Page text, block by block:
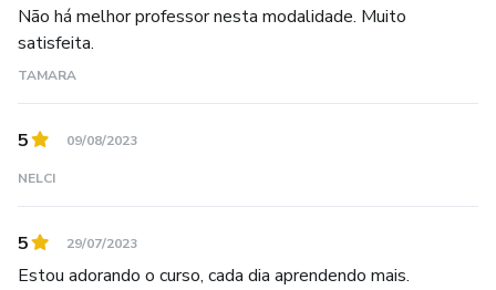
eu, pois sou apenas um canal da Criação.
Gratidão!
Não há melhor professor nesta modalidade. Muito
satisfeita.
TAMARA
5 09/08/2023
NELCI
5 29/07/2023
Estou adorando o curso, cada dia aprendendo mais.